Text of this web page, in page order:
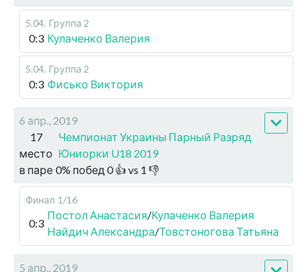
5.04. Группа 2
0:3 Кулаченко Валерия
5.04. Группа 2
0:3 Фисько Виктория
6 апр., 2019
17
место
Чемпионат Украины Парный Разряд
Юниорки U18 2019
в паре 0% побед 0👍 vs 1 👎
Финал 1/16
0:3
Постол Анастасия/Кулаченко Валерия
Найдич Александра/Товстоногова Татьяна
5 апр., 2019